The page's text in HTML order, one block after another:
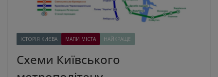
ІСТОРІЯ КИЄВА МАПИ МІСТА НАЙКРАЩЕ
Схеми Київського